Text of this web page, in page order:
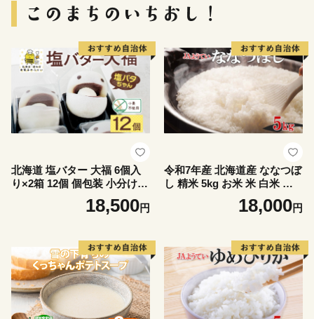
北海道 塩バター 大福 6個入
り×2箱 12個 個包装 小分け
塩バタちゃん こしあん 和菓
子 もち 餅 小麦不使用 ギフト
18,500円
令和7年産 北海道産 ななつぼ
し 精米 5kg お米 米 白米 ブ
ランド米 ご飯 ごはん おにぎ
り 主食 産直ギフト備蓄 JAよ
送
18,000円